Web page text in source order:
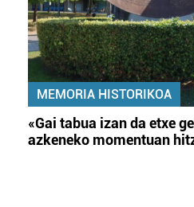
MEMORIA HISTORIKOA
«Gai tabua izan da etxe
azkeneko momentuan